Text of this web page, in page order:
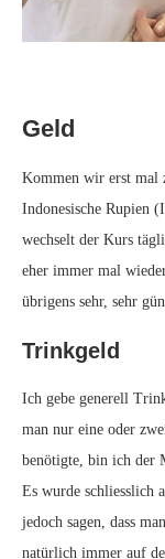
Geld
Kommen wir erst mal
Indonesische Rupien
wechselt der Kurs
eher immer mal
übrigens sehr, sehr
Trinkgeld
Ich gebe generell
man nur eine oder
benötigte, bin ich der
Es wurde schliesslich
jedoch sagen, dass
natürlich immer auf